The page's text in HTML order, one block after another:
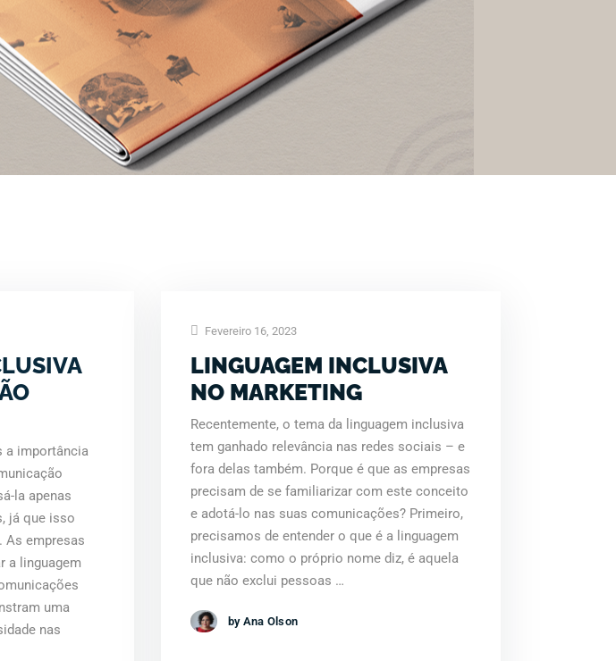
a importância
la apenas
já que isso
As empresas
a linguagem
uma
nas
Fevereiro 16, 2023
LINGUAGEM INCLUSIVA
NO MARKETING
Recentemente, o tema da linguagem inclusiva
tem ganhado relevância nas redes sociais – e
fora delas também. Porque é que as empresas
precisam de se familiarizar com este conceito
e adotá-lo nas suas comunicações? Primeiro,
precisamos de entender o que é a linguagem
inclusiva: como o próprio nome diz, é aquela
que não exclui pessoas …
by Ana Olson